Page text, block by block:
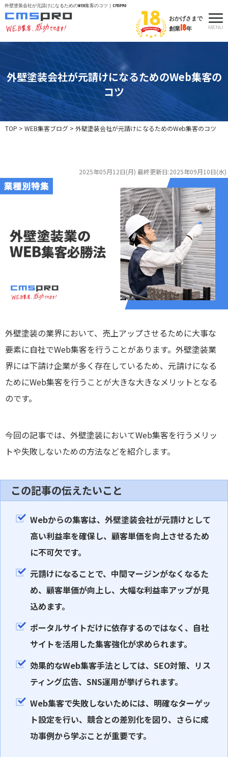
外壁塗装会社が元請けになるためのWeb集客のコツ｜CMSpro
おかげさまで
創業18年 MENU
外壁塗装会社が元請けになるためのWeb集客の
コツ
TOP > WEB集客ブログ > 外壁塗装会社が元請けになるためのWeb集客のコツ
2025年05月12日(月) 最終更新日:2025年09月10日(水)
外壁塗装の業界において、売上アップさせるために大事な
要素に自社でWeb集客を行うことがあります。外壁塗装業
界には下請け企業が多く存在しているため、元請けになる
ためにWeb集客を行うことが大きな大きなメリットとなる
のです。
今回の記事では、外壁塗装においてWeb集客を行うメリッ
トや失敗しないための方法などを紹介します。
この記事の伝えたいこと
Webからの集客は、外壁塗装会社が元請けとして
高い利益率を確保し、顧客単価を向上させるため
に不可欠です。
元請けになることで、中間マージンがなくなるた
め、顧客単価が向上し、大幅な利益率アップが見
込めます。
ポータルサイトだけに依存するのではなく、自社
サイトを活用した集客強化が求められます。
効果的なWeb集客手法としては、SEO対策、リス
ティング広告、SNS運用が挙げられます。
Web集客で失敗しないためには、明確なターゲッ
ト設定を行い、競合との差別化を図り、さらに成
功事例から学ぶことが重要です。